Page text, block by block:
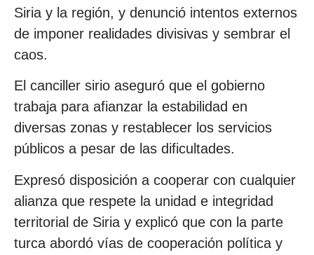
Siria y la región, y denunció intentos externos
de imponer realidades divisivas y sembrar el
caos.
El canciller sirio aseguró que el gobierno
trabaja para afianzar la estabilidad en
diversas zonas y restablecer los servicios
públicos a pesar de las dificultades.
Expresó disposición a cooperar con cualquier
alianza que respete la unidad e integridad
territorial de Siria y explicó que con la parte
turca abordó vías de cooperación política y